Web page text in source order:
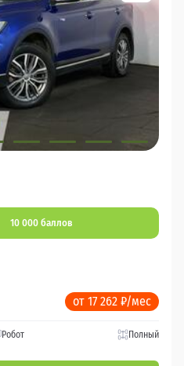
10 000 баллов
от 17 262 ₽/мес
Робот Полный